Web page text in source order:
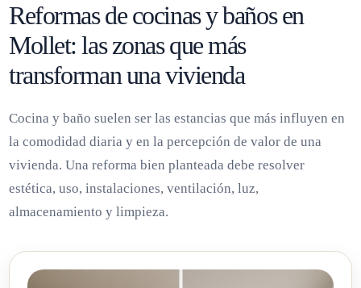
Reformas de cocinas y baños en
Mollet: las zonas que más
transforman una vivienda
Cocina y baño suelen ser las estancias que más influyen en
la comodidad diaria y en la percepción de valor de una
vivienda. Una reforma bien planteada debe resolver
estética, uso, instalaciones, ventilación, luz,
almacenamiento y limpieza.